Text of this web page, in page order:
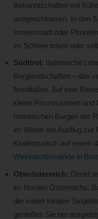
Bekanntschaften mit
ausgeschlossen. In den
Immenstadt oder
im Schnee toben oder
Südtirol: Italienische
Berglandschaften – das
Norditalien. Auf eine
kleine Prinzessinnen und
historischen Burgen der
im Winter ein Ausflug zur
Kinderpunsch auf einem
Weihnachtsmärkte in
Oberösterreich: Direkt
im Norden Österreichs.
der vielen lokalen
genießen Sie bei